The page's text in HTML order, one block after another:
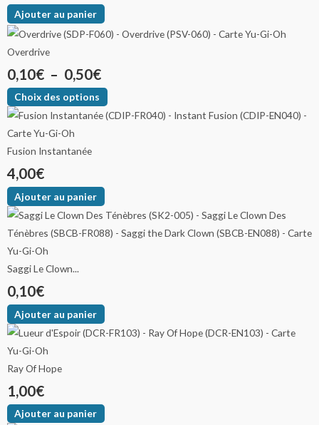
Ajouter au panier
Overdrive
0,10€ – 0,50€
Choix des options
Fusion Instantanée
4,00€
Ajouter au panier
Saggi Le Clown...
0,10€
Ajouter au panier
Ray Of Hope
1,00€
Ajouter au panier